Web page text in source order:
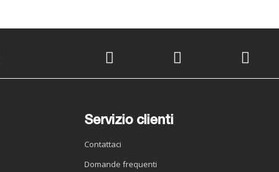
Servizio clienti
Contattaci
Domande frequenti